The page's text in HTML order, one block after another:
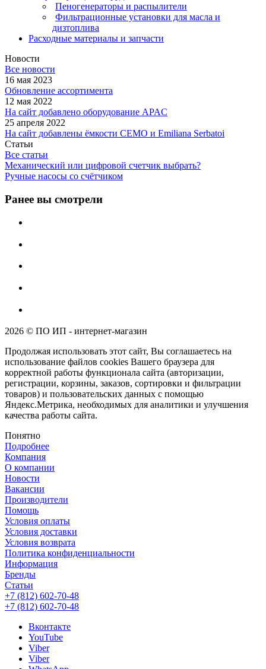
Пеногенераторы и распылители
Фильтрационные установки для масла и
дизтоплива
Расходные материалы и запчасти
Новости
Все новости
16 мая 2023
Обновление ассортимента
12 мая 2022
На сайт добавлено оборудование APAC
25 апреля 2022
На сайт добавлены ёмкости CEMO и Emiliana Serbatoi
Статьи
Все статьи
Механический или цифровой счетчик выбрать?
Ручные насосы со счётчиком
Ранее вы смотрели
2026 © ПО ИП - интернет-магазин
Продолжая использовать этот сайт, Вы соглашаетесь на
использование файлов cookies Вашего браузера для
корректной работы функционала сайта (авторизации,
регистрации, корзины, заказов, сортировки и фильтрации
товаров) и пользовательских данных с помощью
Яндекс.Метрика, необходимых для аналитики и улучшения
качества работы сайта.
Понятно
Подробнее
Компания
О компании
Новости
Вакансии
Производители
Помощь
Условия оплаты
Условия доставки
Условия возврата
Политика конфиденциальности
Информация
Бренды
Статьи
+7 (812) 602-70-48
+7 (812) 602-70-48
Вконтакте
YouTube
Viber
Viber